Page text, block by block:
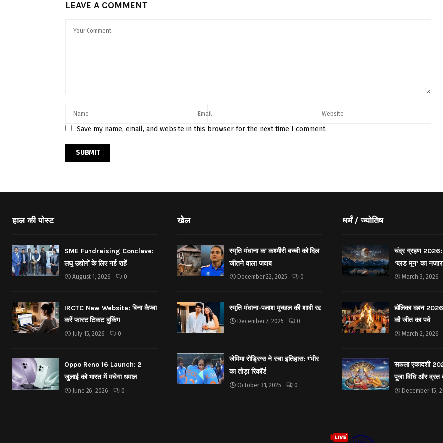
LEAVE A COMMENT
Save my name, email, and website in this browser for the next time I comment.
हाल की पोस्ट
SME Fundraising Conclave:
लघु उद्योगों के लिए नई राहें
August 1, 2026 0
IRCTC New Website: बिना कैप्चा
करें फास्ट टिकट बुकिंग
July 15, 2026 0
Oppo Reno 16 Launch: 2
जुलाई को भारत में मचेगा धमाल
June 26, 2026 0
खेल
स्मृति मंधाना का कश्मीरी बच्ची को दिल
जीतने वाला जवाब
December 22, 2025 0
स्मृति मंधाना-पलाश मुच्छल की शादी रद्द
December 7, 2025 0
जेमिमा रोड्रिग्स ने रचा इतिहास: गंभीर
का तोड़ा रिकॉर्ड
October 31, 2025 0
धर्मं / ज्योतिष
चंद्र ग्रहण 2026:
‘ब्लड मून’ का नजारा
March 3, 2026
होलिका दहन
की जीत का पर्व
March 2, 2026
सफला एकादशी
पूजा विधि और व्रत
December 15,